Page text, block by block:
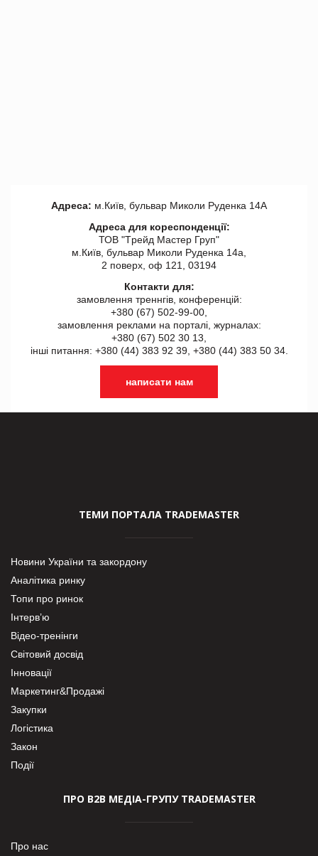
Адреса: м.Київ, бульвар Миколи Руденка 14А
Адреса для кореспонденції:
ТОВ "Tрейд Мастер Груп"
м.Київ, бульвар Миколи Руденка 14а,
2 поверх, оф 121, 03194
Контакти для:
замовлення треннгів, конференцій:
+380 (67) 502-99-00,
замовлення реклами на порталі, журналах:
+380 (67) 502 30 13,
інші питання: +380 (44) 383 92 39, +380 (44) 383 50 34.
написати нам
ТЕМИ ПОРТАЛА TRADEMASTER
Новини України та закордону
Аналітика ринку
Топи про ринок
Інтерв’ю
Відео-тренінги
Світовий досвід
Інновації
Маркетинг&Продажі
Закупки
Логістика
Закон
Події
ПРО В2В МЕДІА-ГРУПУ TRADEMASTER
Про нас